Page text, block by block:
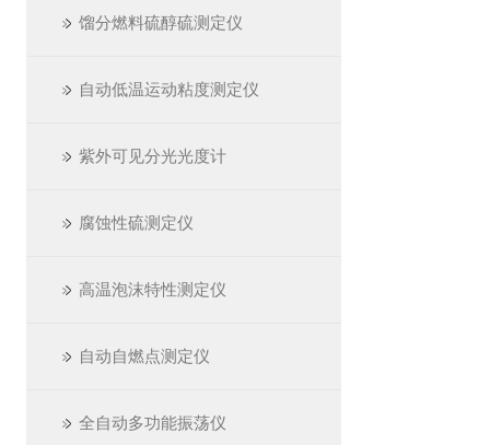
馏分燃料硫醇硫测定仪
自动低温运动粘度测定仪
紫外可见分光光度计
腐蚀性硫测定仪
高温泡沫特性测定仪
自动自燃点测定仪
全自动多功能振荡仪